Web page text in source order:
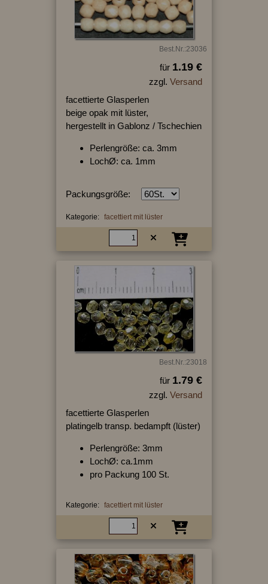
Best.Nr.:23036
für 1.19 €
zzgl. Versand
facettierte Glasperlen
beige opak mit lüster,
hergestellt in Gablonz / Tschechien
Perlengröße: ca. 3mm
LochØ: ca. 1mm
Packungsgröße:
Kategorie: facettiert mit lüster
Best.Nr.:23018
für 1.79 €
zzgl. Versand
facettierte Glasperlen
platingelb transp. bedampft (lüster)
Perlengröße: 3mm
LochØ: ca.1mm
pro Packung 100 St.
Kategorie: facettiert mit lüster